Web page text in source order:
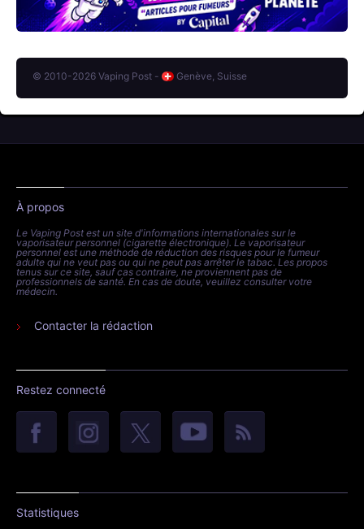
© 2010-2026 Vaping Post - Genève, Suisse
À propos
Le Vaping Post est un site d'informations internationales sur le
vaporisateur personnel (cigarette électronique). Le vaporisateur
personnel est une méthode de réduction des risques pour le fumeur
adulte qui ne veut pas ou qui ne peut pas arrêter le tabac. Les propos
tenus sur ce site, sauf cas contraire, ne proviennent pas de
professionnels de santé. En cas de doute, veuillez consulter votre
médecin.
Contacter la rédaction
Restez connecté
Statistiques